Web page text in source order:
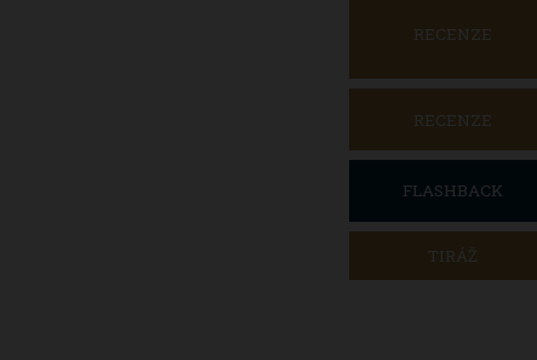
RECENZE
RECENZE
FLASHBACK
TIRÁŽ